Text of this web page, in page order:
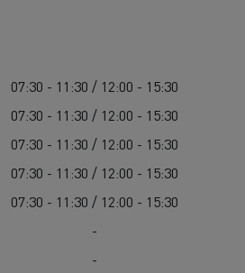
07:30 - 11:30 / 12:00 - 15:30
07:30 - 11:30 / 12:00 - 15:30
07:30 - 11:30 / 12:00 - 15:30
07:30 - 11:30 / 12:00 - 15:30
07:30 - 11:30 / 12:00 - 15:30
-
-